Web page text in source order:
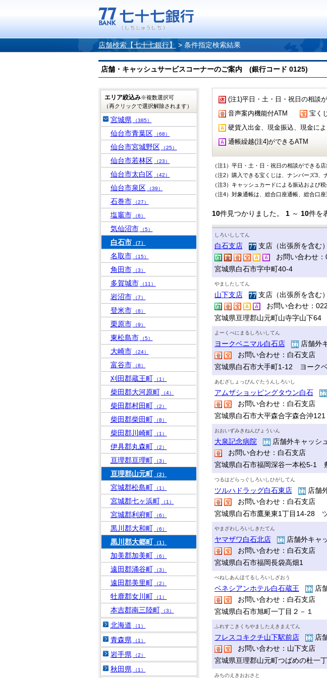
店舗検索【七十七銀行】 > 条件指定検索結果
店舗・キャッシュサービスコーナーのご案内 (銀行コード 0125)
(注1)平日・土・日・祝日の相談
音声案内機能付ATM
宝く
硬貨入出金、現金振込、現金に
通帳繰越(注4)ができるATM
（注1）平日・土・日・祝日の相談ができる
（注2）購入できる宝くじは、ナンバーズ3、
（注3）キャッシュカードによる振込および
（注4）対象通帳は、総合口座通帳、総合口
10件見つかりました。 1～ 10件を
しろいししてん
白石支店
支店（出張所を含む
お問い合わせ
宮城県白石市字中町40-4
やましたしてん
山下支店
支店（出張所を含む
お問い合わせ：
宮城県亘理郡山元町山寺字山下64
よーくべにまるしろいしてん
ヨークベニマル白石店
店舗外
お問い合わせ：白石支店
宮城県白石市大手町1-12 ヨーク
あむざしょっぴんぐたうんしろいし
アムザショッピングタウン白石
お問い合わせ：白石支店
宮城県白石市大平森合字森合沖
おおいずみきねんびょういん
大泉記念病院
店舗外キャッシ
お問い合わせ：白石支店
宮城県白石市福岡深谷一本松5-1
つるはどらっぐしろいしひがしてん
ツルハドラッグ白石東店
店舗
お問い合わせ：白石支店
宮城県白石市鷹巣東1丁目14-28
やまざわしろいしきたてん
ヤマザワ白石北店
店舗外キャ
お問い合わせ：白石支店
宮城県白石市福岡長袋高畑1
べねしあんほてるしろいしざおう
ベネシアンホテル白石蔵王
店
お問い合わせ：白石支店
宮城県白石市旭町一丁目２－１
ふれすこきくちやましたえきまえてん
フレスコキクチ山下駅前店
店
お問い合わせ：山下支店
宮城県亘理郡山元町つばめの杜一
みちのえきおおさと
エリア絞込み※複数選択可
（再クリックで選択解除されます）
宮城県 （385）
仙台市青葉区 （68）
仙台市宮城野区 （25）
仙台市若林区 （23）
仙台市太白区 （42）
仙台市泉区 （39）
石巻市 （27）
塩竈市 （6）
気仙沼市 （5）
白石市 （7）
名取市 （15）
角田市 （3）
多賀城市 （11）
岩沼市 （7）
登米市 （8）
栗原市 （9）
東松島市 （5）
大崎市 （24）
富谷市 （8）
刈田郡蔵王町 （1）
柴田郡大河原町 （4）
柴田郡村田町 （2）
柴田郡柴田町 （8）
柴田郡川崎町 （1）
伊具郡丸森町 （2）
亘理郡亘理町 （3）
亘理郡山元町 （2）
宮城郡松島町 （1）
宮城郡七ヶ浜町 （1）
宮城郡利府町 （6）
黒川郡大和町 （6）
黒川郡大郷町 （1）
加美郡加美町 （6）
遠田郡涌谷町 （3）
遠田郡美里町 （2）
牡鹿郡女川町 （1）
本吉郡南三陸町 （3）
北海道 （1）
青森県 （1）
岩手県 （2）
秋田県 （1）